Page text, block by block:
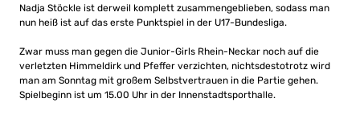
Nadja Stöckle ist derweil komplett zusammengeblieben, sodass man
nun heiß ist auf das erste Punktspiel in der U17-Bundesliga.
Zwar muss man gegen die Junior-Girls Rhein-Neckar noch auf die
verletzten Himmeldirk und Pfeffer verzichten, nichtsdestotrotz wird
man am Sonntag mit großem Selbstvertrauen in die Partie gehen.
Spielbeginn ist um 15.00 Uhr in der Innenstadtsporthalle.